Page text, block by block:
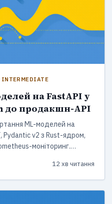
INTERMEDIATE
на FastAPI у
до продакшн-API
ML-моделей на
Pydantic v2 з Rust-ядром,
моніторинг.
12 хв читання